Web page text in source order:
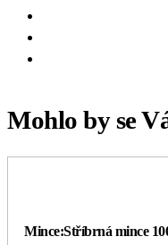
Mohlo by se
Mince:Stříbrná mince